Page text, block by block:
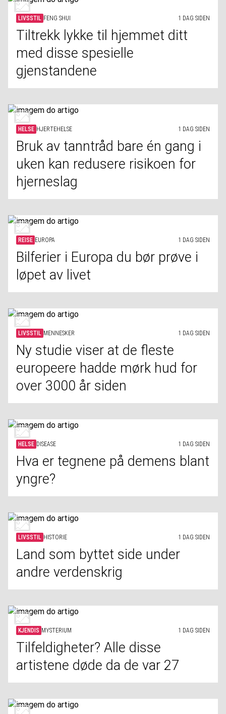
LIVSSTIL FENG SHUI 1 DAG SIDEN
Tiltrekk lykke til hjemmet ditt
med disse spesielle
gjenstandene
HELSE HJERTEHELSE 1 DAG SIDEN
Bruk av tanntråd bare én gang i
uken kan redusere risikoen for
hjerneslag
REISE EUROPA 1 DAG SIDEN
Bilferier i Europa du bør prøve i
løpet av livet
LIVSSTIL MENNESKER 1 DAG SIDEN
Ny studie viser at de fleste
europeere hadde mørk hud for
over 3000 år siden
HELSE DISEASE 1 DAG SIDEN
Hva er tegnene på demens blant
yngre?
LIVSSTIL HISTORIE 1 DAG SIDEN
Land som byttet side under
andre verdenskrig
KJENDIS MYSTERIUM 1 DAG SIDEN
Tilfeldigheter? Alle disse
artistene døde da de var 27